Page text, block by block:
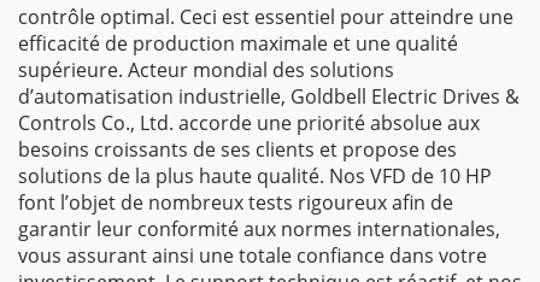
contrôle optimal. Ceci est essentiel pour atteindre une
efficacité de production maximale et une qualité
supérieure. Acteur mondial des solutions
d’automatisation industrielle, Goldbell Electric Drives &
Controls Co., Ltd. accorde une priorité absolue aux
besoins croissants de ses clients et propose des
solutions de la plus haute qualité. Nos VFD de 10 HP
font l’objet de nombreux tests rigoureux afin de
garantir leur conformité aux normes internationales,
vous assurant ainsi une totale confiance dans votre